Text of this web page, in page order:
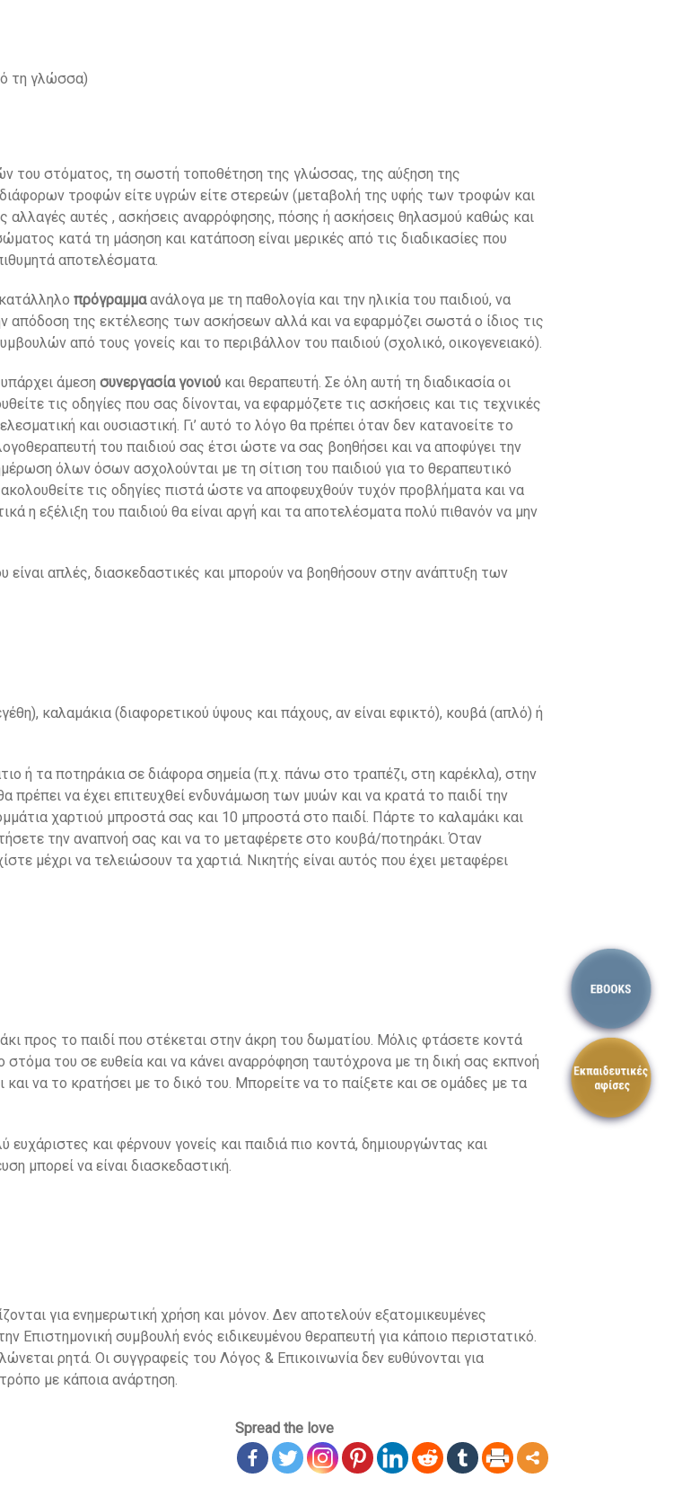
τη γλώσσα)
του στόματος, τη σωστή τοποθέτηση της γλώσσας, της αύξηση της
τροφών είτε υγρών είτε στερεών (μεταβολή της υφής των τροφών και
αλλαγές αυτές , ασκήσεις αναρρόφησης, πόσης ή ασκήσεις θηλασμού καθώς και
κατά τη μάσηση και κατάποση είναι μερικές από τις διαδικασίες που
αποτελέσματα.
πρόγραμμαανάλογα με τη παθολογία και την ηλικία του παιδιού, να
απόδοση της εκτέλεσης των ασκήσεων αλλά και να εφαρμόζει σωστά ο ίδιος τις
από τους γονείς και το περιβάλλον του παιδιού (σχολικό, οικογενειακό).
άμεση συνεργασία γονιού και θεραπευτή. Σε όλη αυτή τη διαδικασία οι
τις οδηγίες που σας δίνονται, να εφαρμόζετε τις ασκήσεις και τις τεχνικές
και ουσιαστική. Γι’ αυτό το λόγο θα πρέπει όταν δεν κατανοείτε το
του παιδιού σας έτσι ώστε να σας βοηθήσει και να αποφύγει την
όλων όσων ασχολούνται με τη σίτιση του παιδιού για το θεραπευτικό
τις οδηγίες πιστά ώστε να αποφευχθούν τυχόν προβλήματα και να
η εξέλιξη του παιδιού θα είναι αργή και τα αποτελέσματα πολύ πιθανόν να μην
είναι απλές, διασκεδαστικές και μπορούν να βοηθήσουν στην ανάπτυξη των
καλαμάκια (διαφορετικού ύψους και πάχους, αν είναι εφικτό), κουβά (απλό) ή
ή τα ποτηράκια σε διάφορα σημεία (π.χ. πάνω στο τραπέζι, στη καρέκλα), στην
πρέπει να έχει επιτευχθεί ενδυνάμωση των μυών και να κρατά το παιδί την
χαρτιού μπροστά σας και 10 μπροστά στο παιδί. Πάρτε το καλαμάκι και
την αναπνοή σας και να το μεταφέρετε στο κουβά/ποτηράκι. Όταν
μέχρι να τελειώσουν τα χαρτιά. Νικητής είναι αυτός που έχει μεταφέρει
προς το παιδί που στέκεται στην άκρη του δωματίου. Μόλις φτάσετε κοντά
στόμα του σε ευθεία και να κάνει αναρρόφηση ταυτόχρονα με τη δική σας εκπνοή
να το κρατήσει με το δικό του. Μπορείτε να το παίξετε και σε ομάδες με τα
και φέρνουν γονείς και παιδιά πιο κοντά, δημιουργώντας και
μπορεί να είναι διασκεδαστική.
για ενημερωτική χρήση και μόνον. Δεν αποτελούν εξατομικευμένες
Επιστημονική συμβουλή ενός ειδικευμένου θεραπευτή για κάποιο περιστατικό.
ρητά. Οι συγγραφείς του Λόγος & Επικοινωνία δεν ευθύνονται για
με κάποια ανάρτηση.
Spread the love